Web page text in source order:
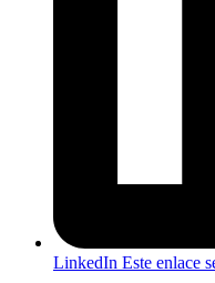
LinkedIn Este enlace